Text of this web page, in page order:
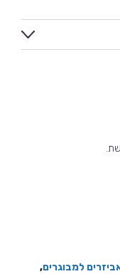
למבוגרים,